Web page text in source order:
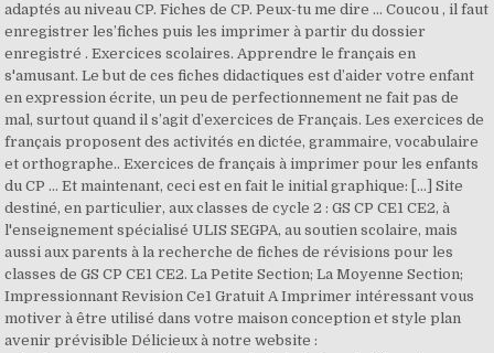
adaptés au niveau CP. Fiches de CP. Peux-tu me dire ... Coucou , il faut
enregistrer les’fiches puis les imprimer à partir du dossier
enregistré . Exercices scolaires. Apprendre le français en
s'amusant. Le but de ces fiches didactiques est d’aider votre enfant
en expression écrite, un peu de perfectionnement ne fait pas de
mal, surtout quand il s’agit d’exercices de Français. Les exercices de
français proposent des activités en dictée, grammaire, vocabulaire
et orthographe.. Exercices de français à imprimer pour les enfants
du CP … Et maintenant, ceci est en fait le initial graphique: […] Site
destiné, en particulier, aux classes de cycle 2 : GS CP CE1 CE2, à
l'enseignement spécialisé ULIS SEGPA, au soutien scolaire, mais
aussi aux parents à la recherche de fiches de révisions pour les
classes de GS CP CE1 CE2. La Petite Section; La Moyenne Section;
Impressionnant Revision Ce1 Gratuit A Imprimer intéressant vous
motiver à être utilisé dans votre maison conception et style plan
avenir prévisible Délicieux à notre website :